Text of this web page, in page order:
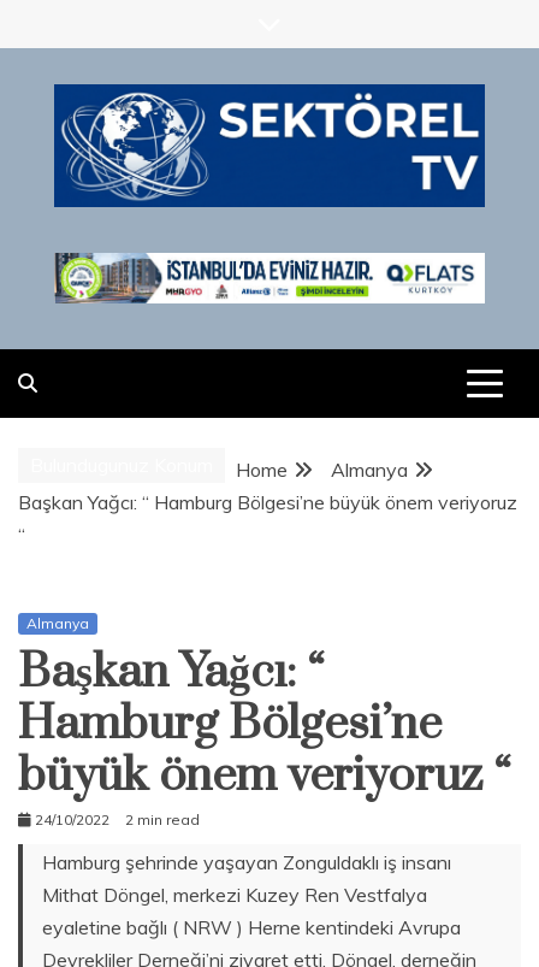
to
content
SektörelTV
Home
Almanya
Başkan Yağcı: “ Hamburg Bölgesi’ne büyük önem veriyoruz
“
Almanya
Başkan Yağcı: “
Hamburg Bölgesi’ne
büyük önem veriyoruz “
24/10/2022
2 min read
Gülec
Hamburg şehrinde yaşayan Zonguldaklı iş insanı
Mithat Döngel, merkezi Kuzey Ren Vestfalya
eyaletine bağlı ( NRW ) Herne kentindeki Avrupa
Devrekliler Derneği’ni ziyaret etti. Döngel, derneğin